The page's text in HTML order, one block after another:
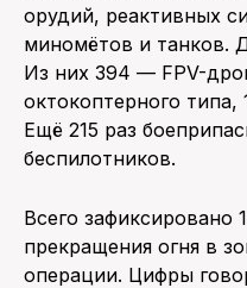
орудий, реактивных
миномётов и танков.
Из них 394 — FPV-
октокоптерного
Ещё 215 раз
беспилотников.
Всего
прекращения огня в
операции. Цифры